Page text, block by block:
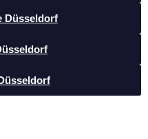
Düsseldorf